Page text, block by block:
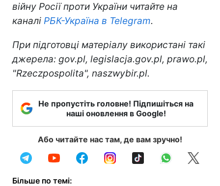
війну Росії проти України читайте на
каналі РБК-Україна в Telegram.
При підготовці матеріалу використані такі
джерела: gov.pl, legislacja.gov.pl, prawo.pl,
"Rzeczpospolita", naszwybir.pl.
Не пропустіть головне! Підпишіться на
наші оновлення в Google!
Або читайте нас там, де вам зручно!
Більше по темі: